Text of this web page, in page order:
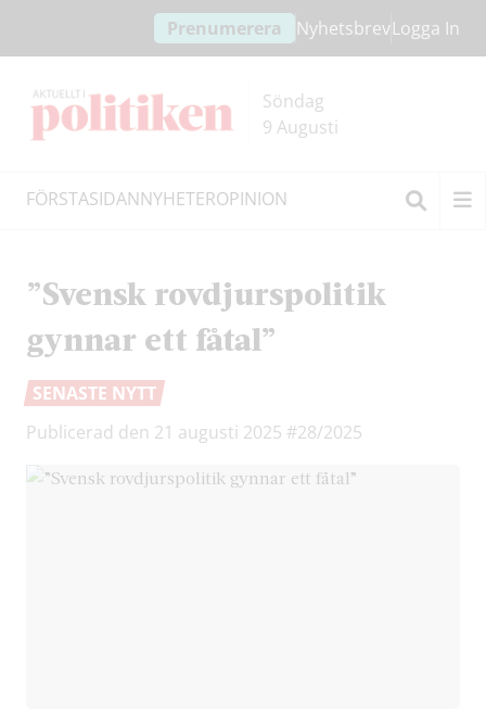
innehållet
headern
Prenumerera NyhetsbrevLogga In
Söndag
9 Augusti
FÖRSTASIDANNYHETEROPINION
”Svensk rovdjurspolitik
gynnar ett fåtal”
SENASTE NYTT
Publicerad den 21 augusti 2025 #28/2025